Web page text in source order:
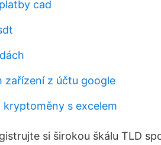
cad
zařízení z účtu google
kryptoměny s excelem
si širokou škálu TLD